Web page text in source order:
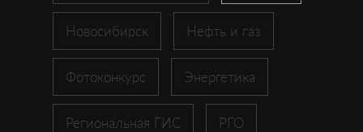
Новосибирск Нефть и газ
Фотоконкурс Энергетика
Региональная ГИС РГО